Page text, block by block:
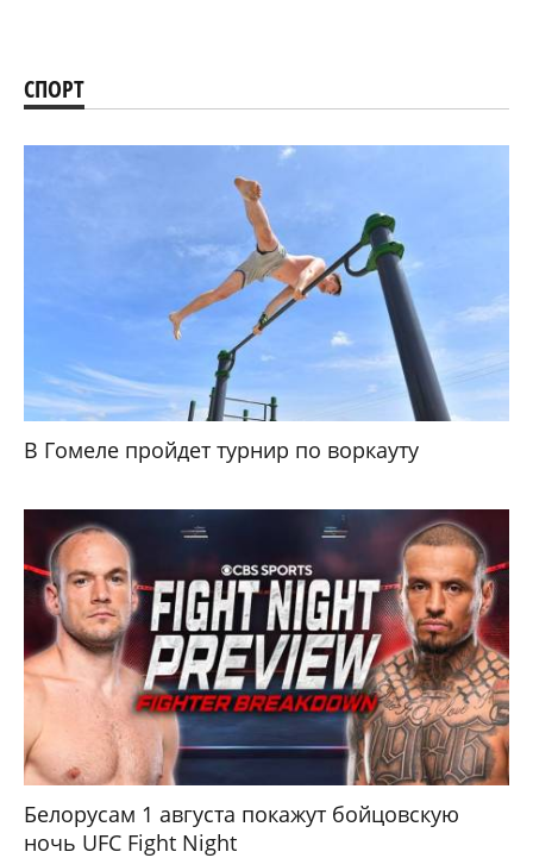
СПОРТ
В Гомеле пройдет турнир по воркауту
Белорусам 1 августа покажут бойцовскую
ночь UFC Fight Night